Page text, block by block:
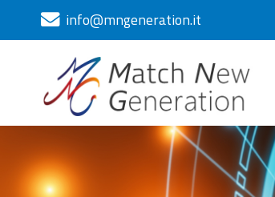
info@mngeneration.it